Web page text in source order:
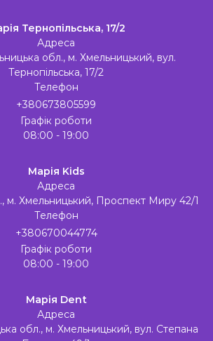
Тернопільська, 17/2
Адреса
обл., м. Хмельницький, вул.
Тернопільська, 17/2
Телефон
+380673805599
Графік роботи
08:00 - 19:00
Марія Kids
Адреса
м. Хмельницький, Проспект Миру 42/1
Телефон
+380670044774
Графік роботи
08:00 - 19:00
Марія Dent
Адреса
обл., м. Хмельницький, вул. Степана